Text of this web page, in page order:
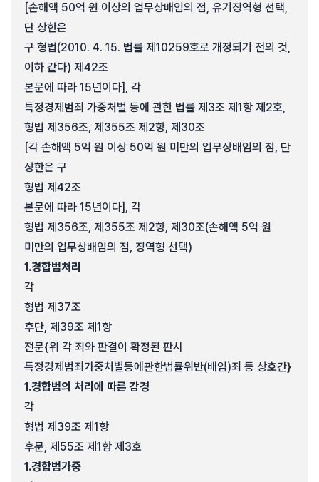
[손해액 50억 원 이상의 업무상배임의 점, 유기징역형 선택,
단 상한은
구 형법(2010. 4. 15. 법률 제10259호로 개정되기 전의 것,
이하 같다) 제42조
본문에 따라 15년이다], 각
특정경제범죄 가중처벌 등에 관한 법률 제3조 제1항 제2호,
형법 제356조, 제355조 제2항, 제30조
[각 손해액 5억 원 이상 50억 원 미만의 업무상배임의 점, 단
상한은 구
형법 제42조
본문에 따라 15년이다], 각
형법 제356조, 제355조 제2항, 제30조(손해액 5억 원
미만의 업무상배임의 점, 징역형 선택)
1.경합범처리
각
형법 제37조
후단, 제39조 제1항
전문{위 각 죄와 판결이 확정된 판시
특정경제범죄가중처벌등에관한법률위반(배임)죄 등 상호간}
1.경합범의 처리에 따른 감경
각
형법 제39조 제1항
후문, 제55조 제1항 제3호
1.경합범가중